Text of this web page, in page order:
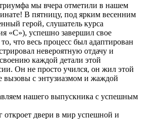
мы вчера отметили в нашем
В пятницу, под ярким весенним
герой, слушатель курса
«С»), успешно завершил свое
что весь процесс был адаптирован
невероятную отдачу и
каждой детали этой
Он не просто учился, он жил этой
вызовы с энтузиазмом и жаждой
нашего выпускника с успешным
откроет двери в мир успешной и